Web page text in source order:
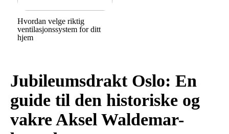
Hvordan velge riktig
ventilasjonssystem for ditt
hjem
Jubileumsdrakt Oslo: En
guide til den historiske og
vakre Aksel Waldemar-